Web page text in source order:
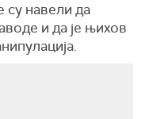
су навели да
и да је њихов